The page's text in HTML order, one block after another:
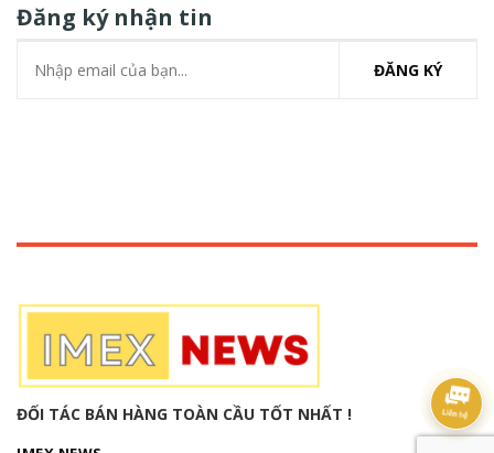
Đăng ký nhận tin
ĐĂNG KÝ
ĐỐI TÁC BÁN HÀNG TOÀN CẦU TỐT NHẤT !